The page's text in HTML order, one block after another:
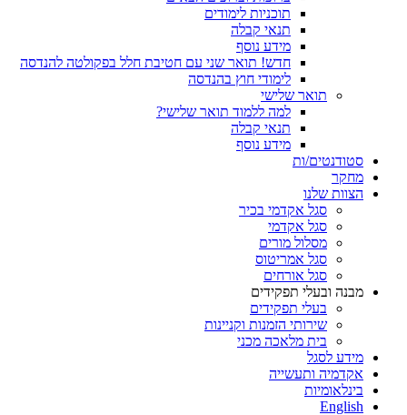
תוכניות לימודים
תנאי קבלה
מידע נוסף
חדש! תואר שני עם חטיבת חלל בפקולטה להנדסה
לימודי חוץ בהנדסה
תואר שלישי
למה ללמוד תואר שלישי?
תנאי קבלה
מידע נוסף
סטודנטים/ות
מחקר
הצוות שלנו
סגל אקדמי בכיר
סגל אקדמי
מסלול מורים
סגל אמריטוס
סגל אורחים
מבנה ובעלי תפקידים
בעלי תפקידים
שירותי הזמנות וקניינות
בית מלאכה מכני
מידע לסגל
אקדמיה ותעשייה
בינלאומיות
English